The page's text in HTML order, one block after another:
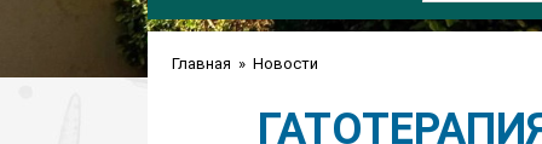
Главная » Новости